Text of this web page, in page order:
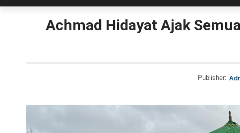
Achmad Hidayat Ajak
Publisher: